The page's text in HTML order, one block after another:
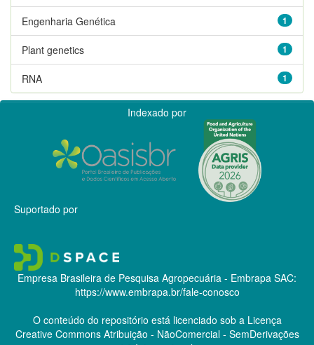
1
Engenharia Genética
1
Plant genetics
1
RNA
Indexado por
Suportado por
Empresa Brasileira de Pesquisa Agropecuária - Embrapa SAC:
https://www.embrapa.br/fale-conosco
O conteúdo do repositório está licenciado sob a Licença
Creative CommonsAtribuição - NãoComercial - SemDerivações